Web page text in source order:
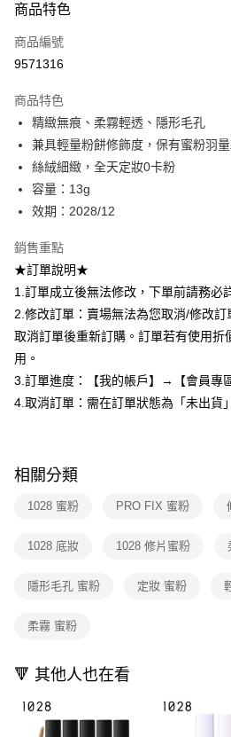
３．安心：先確認商品／服務後，再付款。
【「AFTEE先享後付」結帳流程】
１．於結帳方式選擇「AFTEE先享後付」後
２．訂單成立數日內，您將收到繳費通知簡訊
ATM／網路銀行／等多元方式進行付款，方
※ 請注意：結帳手續完成當下不需立刻繳費
購買商品的店家。未經商家同意取消之訂單
後付繳納相關費用。
※ 交易是否成功請以「AFTEE先享後付 」之
是否繳費成功／繳費後需取消欲退款等相關
【注意事項】
１．透過由恩沛科技股份有限公司提供之「
易，需依本服務之必要範圍內提供個人資料
２．關於個人資料處理事宜，請瀏覽以下網
https://aftee.tw/terms/#terms3
３．未成年的使用者請事先徵得法定代理人
「AFTEE先享後付」，若未經同意申辦者引
任。
４．使用「AFTEE先享後付」時，將依據個
恩沛科技股份有限公司將有權停止該用戶之
每筆NT$80，滿NT$599(含以上)免運費
每筆NT$80，滿NT$599(含以上)免運費
7-11取貨付款
每筆NT$80，滿NT$599(含以上)免運費
付款後7-11取貨
每筆NT$80，滿NT$599(含以上)免運費
宅配
每筆NT$90，滿NT$599(含以上)免運費
國家/地區配送（宇迅）
商品特色
商品編號
9571316
商品特色
精緻無痕、柔霧輕透、隱形毛孔
兼具輕量粉餅修飾度，保有蜜粉羽
絲絨細緻，全天定妝0卡粉
容量：13g
效期：2028/12
銷售重點
★訂單說明★
1.訂單成立後無法修改，下單前請務必
2.修改訂單：賣場無法為您取消/修改訂
取消訂單後重新訂購。訂單若有使用折
用。
3.訂單進度：【我的帳戶】→【會員專
4.取消訂單：需在訂單狀態為「未出貨
相關分類
1028 蜜粉 PRO FIX 蜜粉
1028 底妝 1028 修片蜜粉
隱形毛孔 蜜粉 定妝 蜜粉
柔霧 蜜粉
🔻 其他人也在看